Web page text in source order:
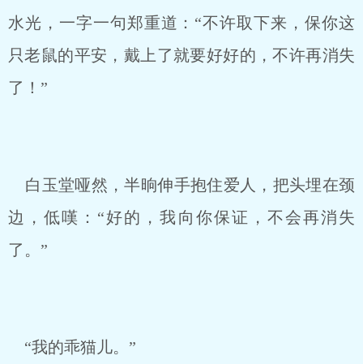
水光，一字一句郑重道：“不许取下来，保你这
只老鼠的平安，戴上了就要好好的，不许再消失
了！”
白玉堂哑然，半晌伸手抱住爱人，把头埋在颈
边，低嘆：“好的，我向你保证，不会再消失
了。”
“我的乖猫儿。”